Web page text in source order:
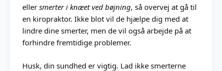
eller smerter i knæet ved bøjning, så overvej at gå til
en kiropraktor. Ikke blot vil de hjælpe dig med at
lindre dine smerter, men de vil også arbejde på at
forhindre fremtidige problemer.
Husk, din sundhed er vigtig. Lad ikke smerterne